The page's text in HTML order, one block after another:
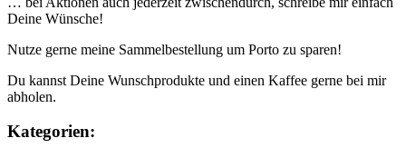
Deine Wünsche!
Nutze gerne meine Sammelbestellung um Porto zu sparen!
Du kannst Deine Wunschprodukte und einen Kaffee gerne bei mir
abholen.
Kategorien: